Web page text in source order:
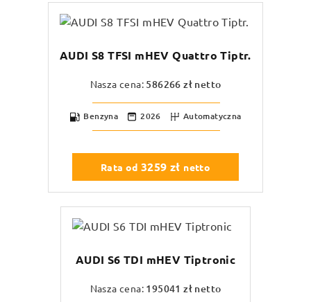
AUDI S8 TFSI mHEV Quattro Tiptr.
Nasza cena: 586266 zł netto
Benzyna 2026 Automatyczna
Rata od 3259 zł netto
AUDI S6 TDI mHEV Tiptronic
Nasza cena: 195041 zł netto